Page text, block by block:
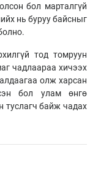
бол марталгүй
нь буруу байсныг
тод томруун
чадлаараа хичээх
олж харсан
бол улам өнгө
туслагч байж чадах